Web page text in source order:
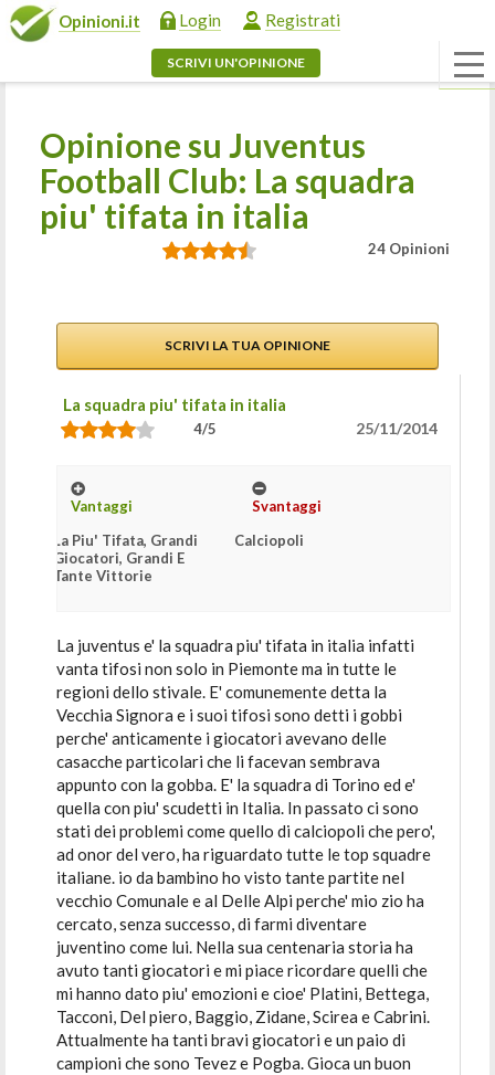
Opinioni.it Login Registrati
SCRIVI UN'OPINIONE
Opinione su Juventus
Football Club: La squadra
piu' tifata in italia
24 Opinioni
SCRIVI LA TUA OPINIONE
La squadra piu' tifata in italia
4/5 25/11/2014
Vantaggi
La Piu' Tifata, Grandi
Giocatori, Grandi E
Tante Vittorie
Svantaggi
Calciopoli
La juventus e' la squadra piu' tifata in italia infatti
vanta tifosi non solo in Piemonte ma in tutte le
regioni dello stivale. E' comunemente detta la
Vecchia Signora e i suoi tifosi sono detti i gobbi
perche' anticamente i giocatori avevano delle
casacche particolari che li facevan sembrava
appunto con la gobba. E' la squadra di Torino ed e'
quella con piu' scudetti in Italia. In passato ci sono
stati dei problemi come quello di calciopoli che pero',
ad onor del vero, ha riguardato tutte le top squadre
italiane. io da bambino ho visto tante partite nel
vecchio Comunale e al Delle Alpi perche' mio zio ha
cercato, senza successo, di farmi diventare
juventino come lui. Nella sua centenaria storia ha
avuto tanti giocatori e mi piace ricordare quelli che
mi hanno dato piu' emozioni e cioe' Platini, Bettega,
Tacconi, Del piero, Baggio, Zidane, Scirea e Cabrini.
Attualmente ha tanti bravi giocatori e un paio di
campioni che sono Tevez e Pogba. Gioca un buon